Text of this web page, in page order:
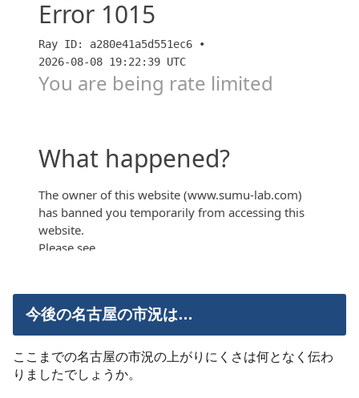
2024名駅頂上決戦『グランドメゾン名古屋駅』vs『プ
ラウドタワー名駅』【スムハジメ】
今後の名古屋の市況は…
ここまでの名古屋の市況の上がりにくさは何となく伝わ
りましたでしょうか。